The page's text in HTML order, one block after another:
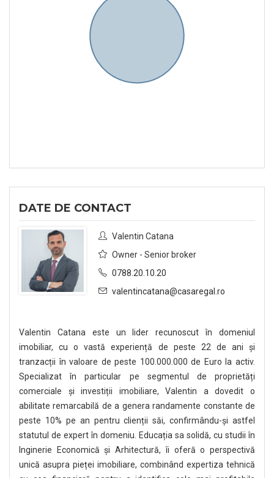
DATE DE CONTACT
Valentin Catana
Owner - Senior broker
0788.20.10.20
valentincatana@casaregal.ro
Valentin Catana este un lider recunoscut în domeniul
imobiliar, cu o vastă experiență de peste 22 de ani și
tranzacții în valoare de peste 100.000.000 de Euro la activ.
Specializat în particular pe segmentul de proprietăți
comerciale și investiții imobiliare, Valentin a dovedit o
abilitate remarcabilă de a genera randamente constante de
peste 10% pe an pentru clienții săi, confirmându-și astfel
statutul de expert în domeniu. Educația sa solidă, cu studii în
Inginerie Economică și Arhitectură, îi oferă o perspectivă
unică asupra pieței imobiliare, combinând expertiza tehnică